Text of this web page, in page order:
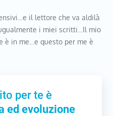
il lettore che va aldilà
i miei scritti…Il mio
è in me…e questo per me è
per te è
ed evoluzione